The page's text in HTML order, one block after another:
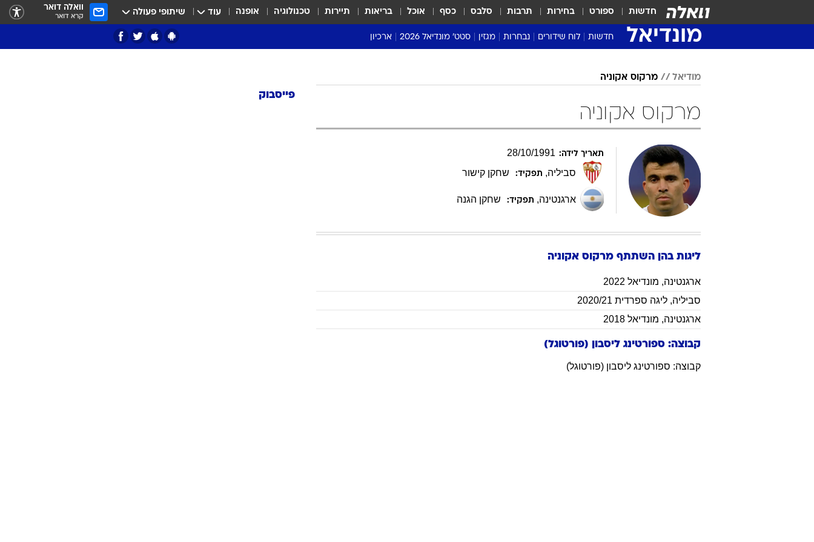
חדשות ספורט בחירות תרבות סלבס כסף אוכל בריאות תיירות טכנולוגיה אופנה עוד שיתופי פעולה וואלה דואר
קרא דואר
מונדיאל חדשות לוח שידורים נבחרות מגזין סטט' מונדיאל 2026 ארכיון
מודיאל מרקוס אקוניה
מרקוס אקוניה
תאריך לידה: 28/10/1991
סביליה, תפקיד: שחקן קישור
ארגנטינה, תפקיד: שחקן הגנה
ליגות בהן השתתף מרקוס אקוניה
ארגנטינה, מונדיאל 2022
סביליה, ליגה ספרדית 2020/21
ארגנטינה, מונדיאל 2018
קבוצה: ספורטינג ליסבון (פורטוגל)
קבוצה: ספורטינג ליסבון (פורטוגל)
פייסבוק